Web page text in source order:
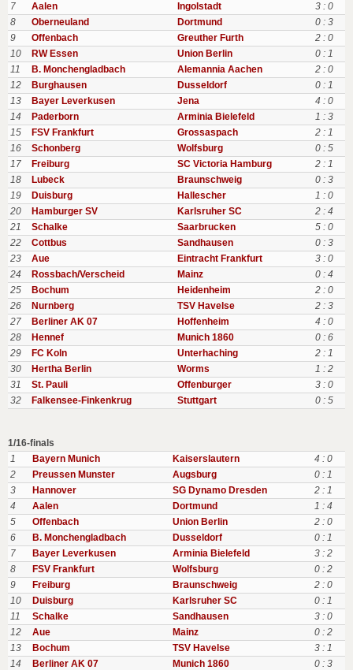
7
Aalen Ingolstadt
3 : 0
8
Oberneuland Dortmund
0 : 3
9
Offenbach Greuther Furth
2 : 0
10
RW Essen Union Berlin
0 : 1
11
B. Monchengladbach Alemannia Aachen
2 : 0
12
Burghausen Dusseldorf
0 : 1
13
Bayer Leverkusen Jena
4 : 0
14
Paderborn Arminia Bielefeld
1 : 3
15
FSV Frankfurt Grossaspach
2 : 1
16
Schonberg Wolfsburg
0 : 5
17
Freiburg SC Victoria Hamburg
2 : 1
18
Lubeck Braunschweig
0 : 3
19
Duisburg Hallescher
1 : 0
20
Hamburger SV Karlsruher SC
2 : 4
21
Schalke Saarbrucken
5 : 0
22
Cottbus Sandhausen
0 : 3
23
Aue Eintracht Frankfurt
3 : 0
24
Rossbach/Verscheid Mainz
0 : 4
25
Bochum Heidenheim
2 : 0
26
Nurnberg TSV Havelse
2 : 3
27
Berliner AK 07 Hoffenheim
4 : 0
28
Hennef Munich 1860
0 : 6
29
FC Koln Unterhaching
2 : 1
30
Hertha Berlin Worms
1 : 2
31
St. Pauli Offenburger
3 : 0
32
Falkensee-Finkenkrug Stuttgart 0 : 5
1/16-finals
1
Bayern Munich Kaiserslautern
4 : 0
2
Preussen Munster Augsburg
0 : 1
3
Hannover SG Dynamo Dresden
2 : 1
4
Aalen Dortmund
1 : 4
5
Offenbach Union Berlin
2 : 0
6
B. Monchengladbach Dusseldorf
0 : 1
7
Bayer Leverkusen Arminia Bielefeld
3 : 2
8
FSV Frankfurt Wolfsburg
0 : 2
9
Freiburg Braunschweig
2 : 0
10
Duisburg Karlsruher SC
0 : 1
11
Schalke Sandhausen
3 : 0
12
Aue Mainz
0 : 2
13
Bochum TSV Havelse
3 : 1
14
Berliner AK 07 Munich 1860
0 : 3